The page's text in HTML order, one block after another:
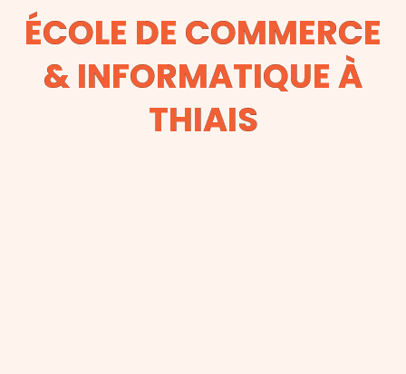
ÉCOLE DE COMMERCE
& INFORMATIQUE À
THIAIS